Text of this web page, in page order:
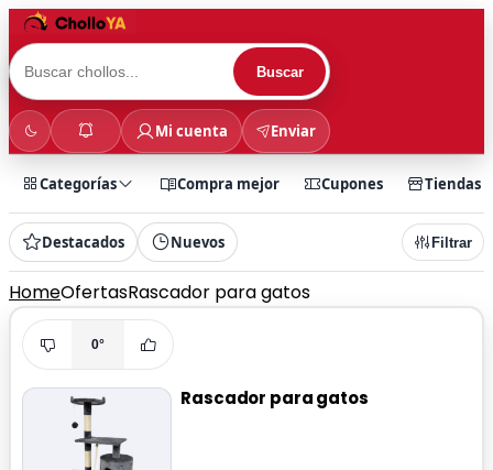
Buscar
Mi cuenta Enviar
Categorías Compra mejor Cupones Tiendas
Destacados Nuevos Filtrar
HomeOfertasRascador para gatos
0°
Rascador para gatos